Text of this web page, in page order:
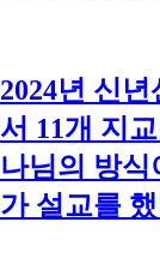
2024년 신
서 11개 지
나님의 방
가 설교를